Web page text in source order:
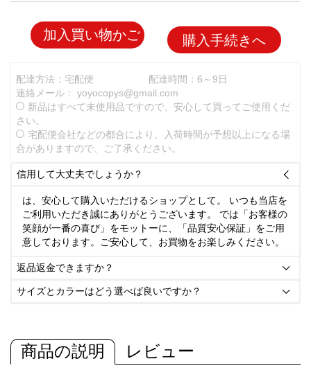
加入買い物かご 購入手続きへ
配達方法：宅配便
配達時間：6～9日
連絡メール： yoyocopys@gmail.com
新品はすべて未使用品ですので、安心して買ってご使用くだ
さい。
宅配便会社などの都合により、入荷時間が予想以上になる場
合がありますので、ご了承ください。
信用して大丈夫でしょうか？ 
は、安心して購入いただけるショップとして。 いつも当店を
ご利用いただき誠にありがとうございます。 では「お客様の
笑顔が一番の喜び」をモットーに、「品質安心保証」をご用
意しております。ご安心して、お買物をお楽しみください。
返品返金できますか？ 
サイズとカラーはどう選べば良いですか？ 
商品の説明 レビュー